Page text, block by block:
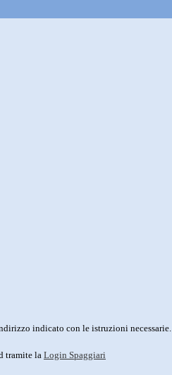
indicato con le istruzioni necessarie.
tramite la Login Spaggiari